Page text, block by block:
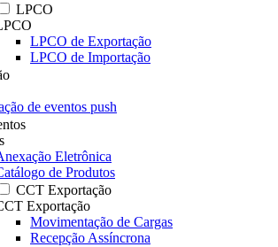
LPCO
LPCO de Exportação
LPCO de Importação
de eventos push
Eletrônica
de Produtos
CCT Exportação
Exportação
Movimentação de Cargas
Recepção Assíncrona